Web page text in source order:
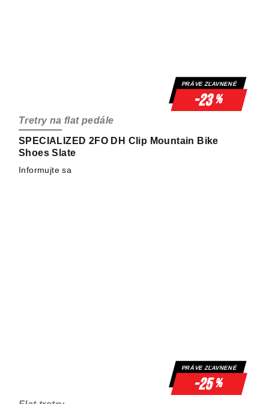
PRÁVE ZĽAVNENÉ
-23%
SPECIALIZED 2FO DH Clip Mountain Bike
Shoes Slate
Tretry na flat pedále
Informujte sa
PRÁVE ZĽAVNENÉ
-25%